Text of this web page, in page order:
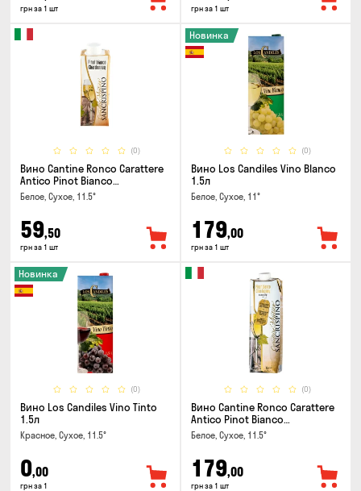
грн за 1 шт грн за 1 шт
(0)
Вино Cantine Ronco Carattere
Antico Pinot Bianco
Chardonnay Rubicone IGT 0.25л
Белое, Сухое, 11.5°
59,50
грн за 1 шт
(0)
Новинка
Вино Los Candiles Vino Blanco
1.5л
Белое, Сухое, 11°
179,00
грн за 1 шт
(0)
Новинка
Вино Los Candiles Vino Tinto
1.5л
Красное, Сухое, 11.5°
0,00
грн за 1
(0)
Вино Cantine Ronco Carattere
Antico Pinot Bianco
Chardonnay Rubicone IGT 1л
Белое, Сухое, 11.5°
179,00
грн за 1 шт